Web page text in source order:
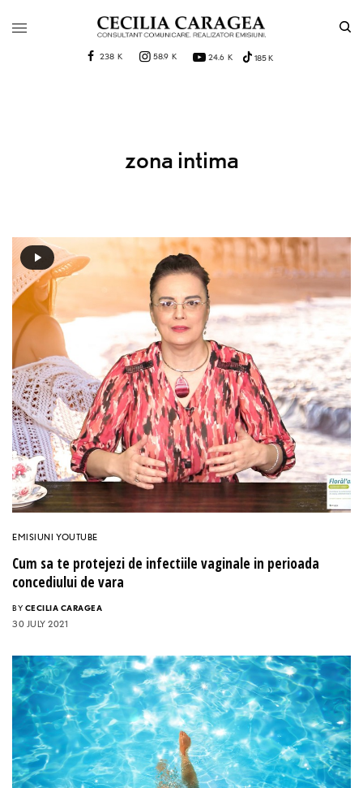
238 K 58.9 K 24.6 K 185 K
zona intima
EMISIUNI YOUTUBE
Cum sa te protejezi de infectiile vaginale in perioada
concediului de vara
BY CECILIA CARAGEA
30 JULY 2021